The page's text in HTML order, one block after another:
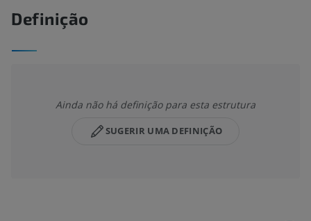
Definição
Ainda não há definição para esta estrutura
SUGERIR UMA DEFINIÇÃO